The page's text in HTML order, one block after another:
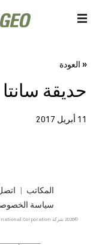
« العودة
حديقة سانتا
11 أبريل 2017
المكاتب
سياسة
©2026 شركة Arquitectonica International Corporation. جميع الحقوق محفوظة.